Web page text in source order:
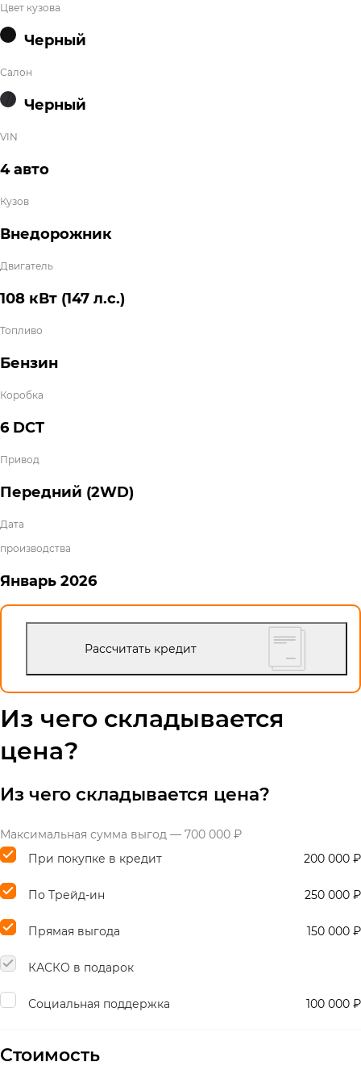
Цвет кузова
Черный
Салон
Черный
VIN
4 авто
Кузов
Внедорожник
Двигатель
108 кВт (147 л.с.)
Топливо
Бензин
Коробка
6 DCT
Привод
Передний (2WD)
Дата
производства
Январь 2026
Рассчитать кредит
Из чего складывается
цена?
Из чего складывается цена?
Максимальная сумма выгод — 700 000 ₽
При покупке в кредит
200 000 ₽
По Трейд-ин 250 000 ₽
Прямая выгода 150 000 ₽
КАСКО в подарок
Социальная поддержка 100 000 ₽
Стоимость